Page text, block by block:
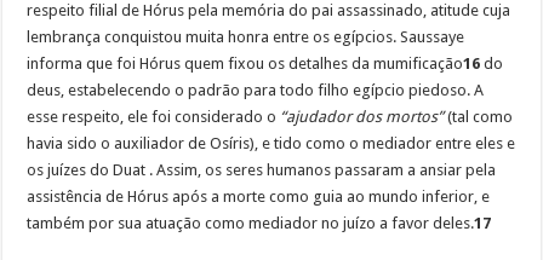
respeito filial de Hórus pela memória do pai assassinado, atitude cuja
lembrança conquistou muita honra entre os egípcios. Saussaye
informa que foi Hórus quem fixou os detalhes da mumificação16 do
deus, estabelecendo o padrão para todo filho egípcio piedoso. A
esse respeito, ele foi considerado o “ajudador dos mortos”(tal como
havia sido o auxiliador de Osíris), e tido como o mediador entre eles e
os juízes do Duat . Assim, os seres humanos passaram a ansiar pela
assistência de Hórus após a morte como guia ao mundo inferior, e
também por sua atuação como mediador no juízo a favor deles.17